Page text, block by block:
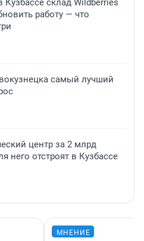
склад Wildberries
работу — что
самый лучший
центр за 2 млрд
него отстроят в Кузбассе
МНЕНИЕ